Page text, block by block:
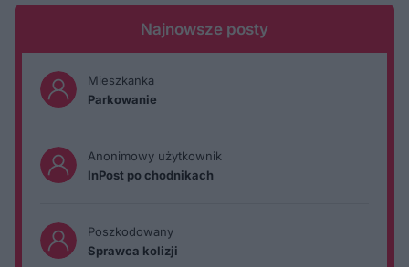
Najnowsze posty
Mieszkanka
Parkowanie
Anonimowy użytkownik
InPost po chodnikach
Poszkodowany
Sprawca kolizji